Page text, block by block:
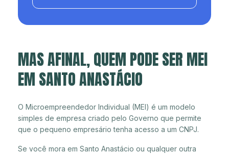
MAS AFINAL, QUEM PODE SER MEI
EM SANTO ANASTÁCIO
O Microempreendedor Individual (MEI) é um modelo
simples de empresa criado pelo Governo que permite
que o pequeno empresário tenha acesso a um CNPJ.
Se você mora em Santo Anastácio ou qualquer outra